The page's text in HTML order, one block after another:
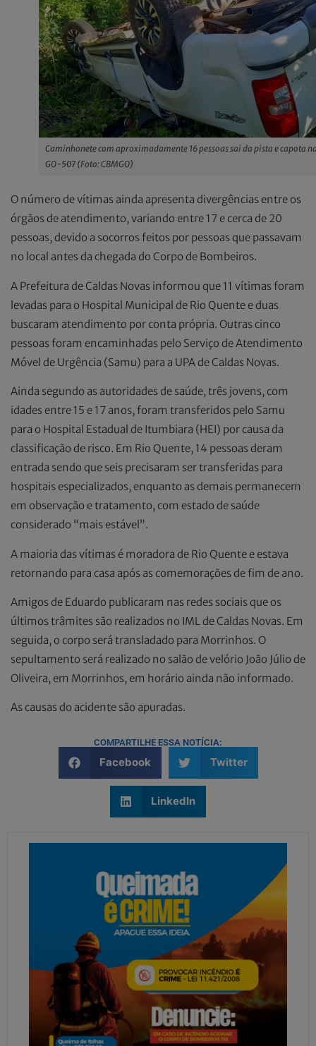
Caminhonete com aproximadamente 16 pessoas sai da pista e capota
GO-507 (Foto: CBMGO)
O número de vítimas ainda apresenta divergências entre os
órgãos de atendimento, variando entre 17 e cerca de 20
pessoas, devido a socorros feitos por pessoas que passavam
no local antes da chegada do Corpo de Bombeiros.
A Prefeitura de Caldas Novas informou que 11 vítimas foram
levadas para o Hospital Municipal de Rio Quente e duas
buscaram atendimento por conta própria. Outras cinco
pessoas foram encaminhadas pelo Serviço de Atendimento
Móvel de Urgência (Samu) para a UPA de Caldas Novas.
Ainda segundo as autoridades de saúde, três jovens, com
idades entre 15 e 17 anos, foram transferidos pelo Samu
para o Hospital Estadual de Itumbiara (HEI) por causa da
classificação de risco. Em Rio Quente, 14 pessoas deram
entrada sendo que seis precisaram ser transferidas para
hospitais especializados, enquanto as demais permanecem
em observação e tratamento, com estado de saúde
considerado “mais estável”.
A maioria das vítimas é moradora de Rio Quente e estava
retornando para casa após as comemorações de fim de ano.
Amigos de Eduardo publicaram nas redes sociais que os
últimos trâmites são realizados no IML de Caldas Novas. Em
seguida, o corpo será transladado para Morrinhos. O
sepultamento será realizado no salão de velório João Júlio de
Oliveira, em Morrinhos, em horário ainda não informado.
As causas do acidente são apuradas.
COMPARTILHE ESSA NOTÍCIA:
Facebook Twitter
LinkedIn